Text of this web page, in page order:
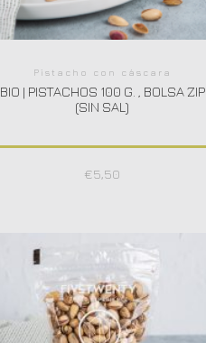
Pistacho con cáscara
BIO | PISTACHOS 100 G. , BOLSA ZIP
(SIN SAL)
€5,50